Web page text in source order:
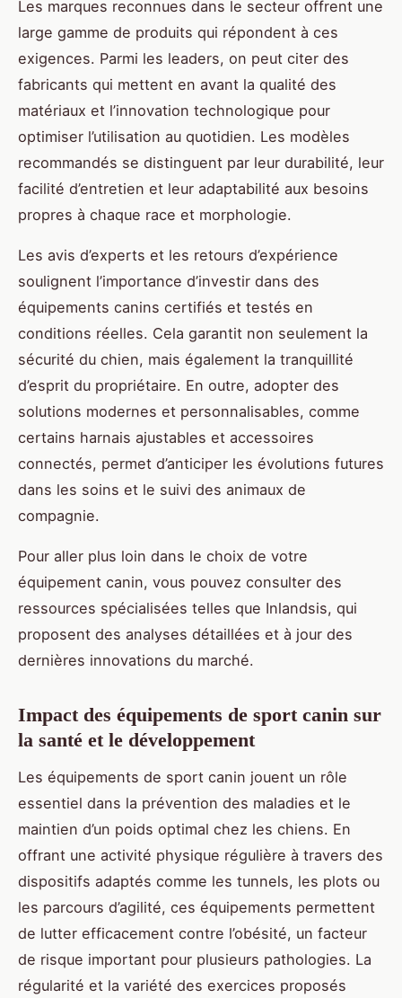
Les marques reconnues dans le secteur offrent une
large gamme de produits qui répondent à ces
exigences. Parmi les leaders, on peut citer des
fabricants qui mettent en avant la qualité des
matériaux et l’innovation technologique pour
optimiser l’utilisation au quotidien. Les modèles
recommandés se distinguent par leur durabilité, leur
facilité d’entretien et leur adaptabilité aux besoins
propres à chaque race et morphologie.
Les avis d’experts et les retours d’expérience
soulignent l’importance d’investir dans des
équipements canins certifiés et testés en
conditions réelles. Cela garantit non seulement la
sécurité du chien, mais également la tranquillité
d’esprit du propriétaire. En outre, adopter des
solutions modernes et personnalisables, comme
certains harnais ajustables et accessoires
connectés, permet d’anticiper les évolutions futures
dans les soins et le suivi des animaux de
compagnie.
Pour aller plus loin dans le choix de votre
équipement canin, vous pouvez consulter des
ressources spécialisées telles que Inlandsis, qui
proposent des analyses détaillées et à jour des
dernières innovations du marché.
Impact des équipements de sport canin sur
la santé et le développement
Les équipements de sport canin jouent un rôle
essentiel dans la prévention des maladies et le
maintien d’un poids optimal chez les chiens. En
offrant une activité physique régulière à travers des
dispositifs adaptés comme les tunnels, les plots ou
les parcours d’agilité, ces équipements permettent
de lutter efficacement contre l’obésité, un facteur
de risque important pour plusieurs pathologies. La
régularité et la variété des exercices proposés